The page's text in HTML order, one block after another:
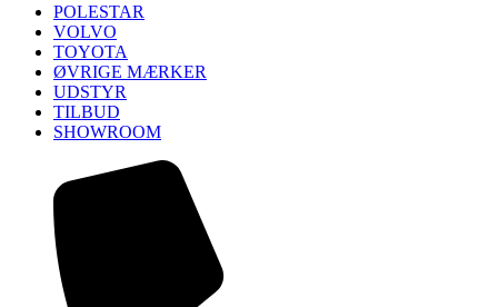
POLESTAR
VOLVO
TOYOTA
ØVRIGE MÆRKER
UDSTYR
TILBUD
SHOWROOM